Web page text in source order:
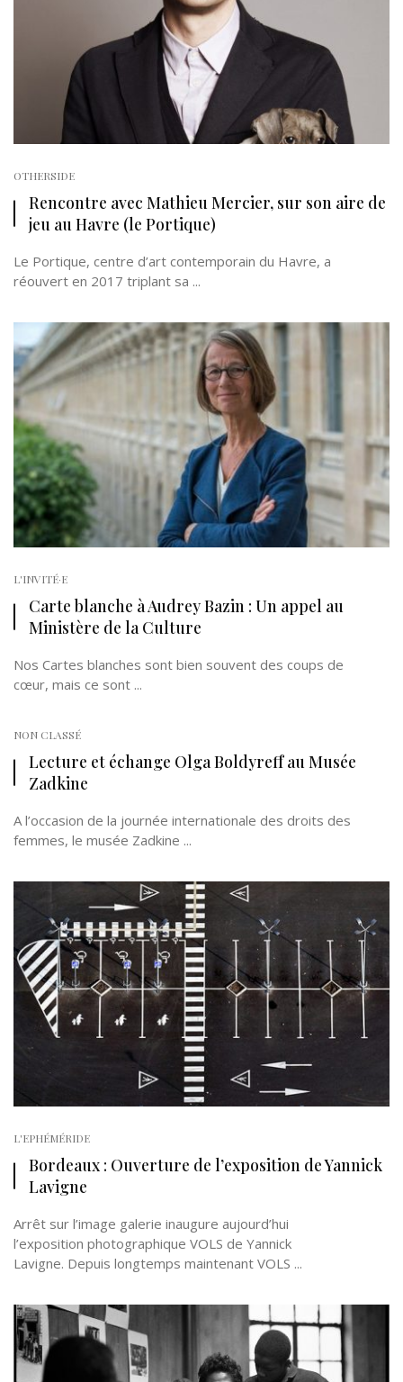
OTHERSIDE
Rencontre avec Mathieu Mercier, sur son aire de
jeu au Havre (le Portique)
Le Portique, centre d’art contemporain du Havre, a
réouvert en 2017 triplant sa ...
L'INVITÉ·E
Carte blanche à Audrey Bazin : Un appel au
Ministère de la Culture
Nos Cartes blanches sont bien souvent des coups de
cœur, mais ce sont ...
NON CLASSÉ
Lecture et échange Olga Boldyreff au Musée
Zadkine
A l’occasion de la journée internationale des droits des
femmes, le musée Zadkine ...
L'EPHÉMÉRIDE
Bordeaux : Ouverture de l’exposition de Yannick
Lavigne
Arrêt sur l’image galerie inaugure aujourd’hui
l’exposition photographique VOLS de Yannick
Lavigne. Depuis longtemps maintenant VOLS ...